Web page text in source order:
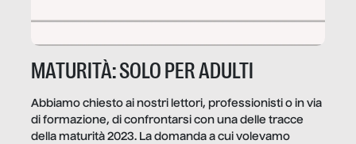
MATURITÀ: SOLO PER ADULTI
Abbiamo chiesto ai nostri lettori, professionisti o in via
di formazione, di confrontarsi con una delle tracce
della maturità 2023. La domanda a cui volevamo